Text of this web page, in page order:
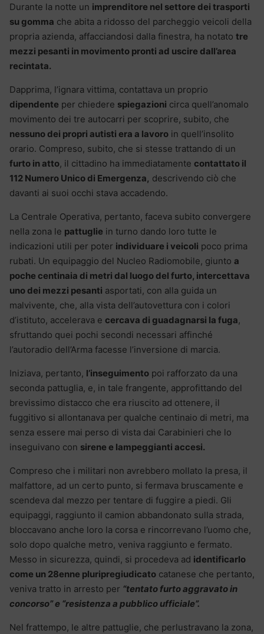
Durante la notte un imprenditore nel settore dei trasporti
su gomma che abita a ridosso del parcheggio veicoli della
propria azienda, affacciandosi dalla finestra, ha notato tre
mezzi pesanti in movimento pronti ad uscire dall’area
recintata.
Dapprima, l’ignara vittima, contattava un proprio
dipendente per chiedere spiegazioni circa quell’anomalo
movimento dei tre autocarri per scoprire, subito, che
nessuno dei propri autisti era a lavoro in quell’insolito
orario. Compreso, subito, che si stesse trattando di un
furto in atto, il cittadino ha immediatamente contattato il
112 Numero Unico di Emergenza, descrivendo ciò che
davanti ai suoi occhi stava accadendo.
La Centrale Operativa, pertanto, faceva subito convergere
nella zona le pattuglie in turno dando loro tutte le
indicazioni utili per poter individuare i veicoli poco prima
rubati. Un equipaggio del Nucleo Radiomobile, giunto a
poche centinaia di metri dal luogo del furto, intercettava
uno dei mezzi pesanti asportati, con alla guida un
malvivente, che, alla vista dell’autovettura con i colori
d’istituto, accelerava e cercava di guadagnarsi la fuga,
sfruttando quei pochi secondi necessari affinché
l’autoradio dell’Arma facesse l’inversione di marcia.
Iniziava, pertanto, l’inseguimento poi rafforzato da una
seconda pattuglia, e, in tale frangente, approfittando del
brevissimo distacco che era riuscito ad ottenere, il
fuggitivo si allontanava per qualche centinaio di metri, ma
senza essere mai perso di vista dai Carabinieri che lo
inseguivano con sirene e lampeggianti accesi.
Compreso che i militari non avrebbero mollato la presa, il
malfattore, ad un certo punto, si fermava bruscamente e
scendeva dal mezzo per tentare di fuggire a piedi. Gli
equipaggi, raggiunto il camion abbandonato sulla strada,
bloccavano anche loro la corsa e rincorrevano l’uomo che,
solo dopo qualche metro, veniva raggiunto e fermato.
Messo in sicurezza, quindi, si procedeva ad identificarlo
come un 28enne pluripregiudicato catanese che pertanto,
veniva tratto in arresto per “tentato furto aggravato in
concorso” e “resistenza a pubblico ufficiale”.
Nel frattempo, le altre pattuglie, che perlustravano la zona,